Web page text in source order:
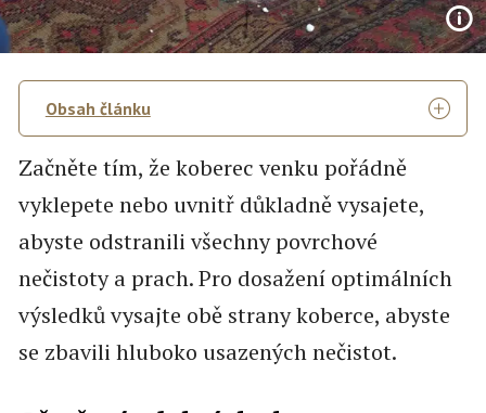
Obsah článku
Začněte tím, že koberec venku pořádně
vyklepete nebo uvnitř důkladně vysajete,
abyste odstranili všechny povrchové
nečistoty a prach. Pro dosažení optimálních
výsledků vysajte obě strany koberce, abyste
se zbavili hluboko usazených nečistot.